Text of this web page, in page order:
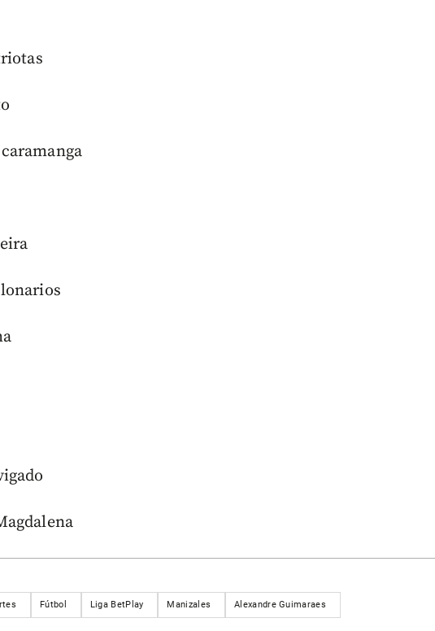
Fútbol Liga BetPlay Manizales Alexandre Guimaraes